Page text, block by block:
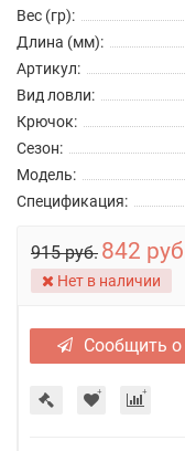
Вес (гр):
Длина (мм):
Артикул:
Вид ловли:
Крючок:
Сезон:
Модель:
Спецификация:
915 руб. 842
Нет в наличии
Сообщить о